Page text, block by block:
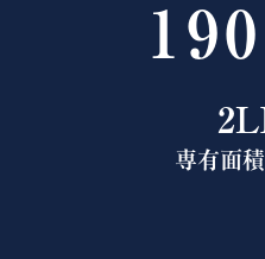
専有面